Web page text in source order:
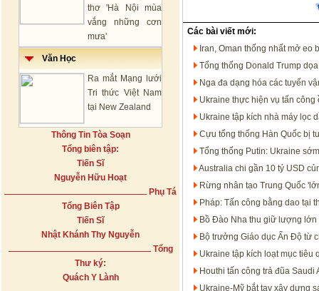
thơ 'Hà Nội mùa
vắng những cơn
mưa'
Văn Học
Ra mắt Mạng lưới
Tri thức Việt Nam
tại New Zealand
Thông Tin Tòa Soạn
Tổng biên tập:
Tiến Sĩ
Nguyễn Hữu Hoạt
Phụ Tá
Tổng Biên Tập
Tiến Sĩ
Nhật Khánh Thy Nguyễn
Tổng
Thư ký:
Quách Y Lành
Các bài viết mới:
Iran, Oman thống nhất mở eo
Tổng thống Donald Trump
Nga đa dạng hóa các tuyến
Ukraine thực hiện vụ tấn công
Ukraine tập kích nhà máy lọc
Cựu tổng thống Hàn Quốc bị
Tổng thống Putin: Ukraine
Australia chi gần 10 tỷ USD
Rừng nhân tạo Trung Quốc
Pháp: Tấn công bằng dao tại
Bồ Đào Nha thu giữ lượng
Bộ trưởng Giáo dục Ấn Độ từ
Ukraine tập kích loạt mục tiêu
Houthi tấn công trả đũa
Ukraine-Mỹ bắt tay xây dựng